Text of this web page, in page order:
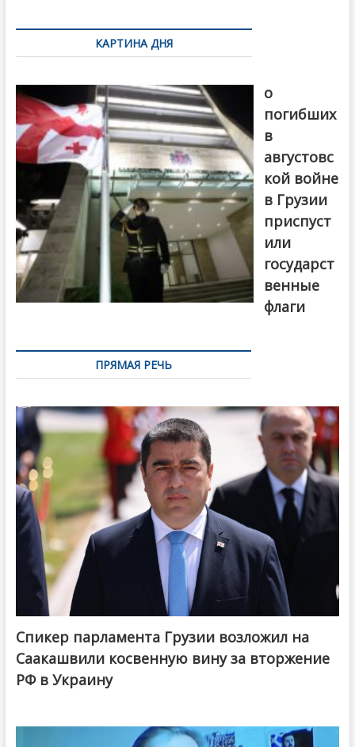
по
записямКАРТИНА ДНЯ
о
погибших
в
августовс
кой войне
в Грузии
приспуст
или
государст
венные
флаги
ПРЯМАЯ РЕЧЬ
Спикер парламента Грузии возложил на
Саакашвили косвенную вину за вторжение
РФ в Украину